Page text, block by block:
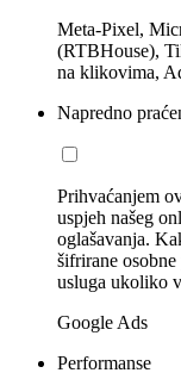
Meta-Pixel,
(RTBHouse),
na klikovima,
Napredno
Prihvaćanjem
uspjeh našeg
oglašavanja.
šifrirane
usluga ukoliko
Google Ads
Performanse